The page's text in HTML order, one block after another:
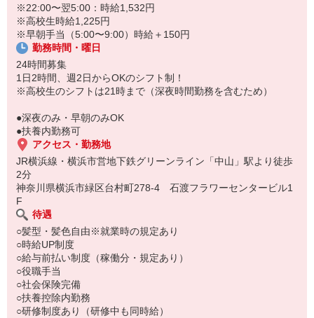
セルフオーダー、セルフ会計で、現金の受け渡しはほとんどありま
せん。※一部店舗を除く
取り間違いもなく安心でスムーズ♪
マニュアルも用意していますので飲食店が初めての方でも大丈夫！
もちろん先輩クルーがしっかり教えてくれるので安心してくださ
い。
※22:00〜翌5:00：時給1,532円
※高校生時給1,225円
※早朝手当（5:00〜9:00）時給＋150円
勤務時間・曜日
24時間募集
1日2時間、週2日からOKのシフト制！
※高校生のシフトは21時まで（深夜時間勤務を含むため）
●深夜のみ・早朝のみOK
●扶養内勤務可
アクセス・勤務地
JR横浜線・横浜市営地下鉄グリーンライン「中山」駅より徒歩
2分
神奈川県横浜市緑区台村町278-4 石渡フラワーセンタービル1
F
待遇
○髪型・髪色自由※就業時の規定あり
○時給UP制度
○給与前払い制度（稼働分・規定あり）
○役職手当
○社会保険完備
○扶養控除内勤務
○研修制度あり（研修中も同時給）